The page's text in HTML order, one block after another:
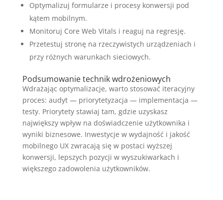
Optymalizuj formularze i procesy konwersji pod
kątem mobilnym.
Monitoruj Core Web Vitals i reaguj na regresję.
Przetestuj stronę na rzeczywistych urządzeniach i
przy różnych warunkach sieciowych.
Podsumowanie technik wdrożeniowych
Wdrażając optymalizacje, warto stosować iteracyjny
proces: audyt — priorytetyzacja — implementacja —
testy. Priorytety stawiaj tam, gdzie uzyskasz
największy wpływ na doświadczenie użytkownika i
wyniki biznesowe. Inwestycje w wydajność i jakość
mobilnego UX zwracają się w postaci wyższej
konwersji, lepszych pozycji w wyszukiwarkach i
większego zadowolenia użytkowników.